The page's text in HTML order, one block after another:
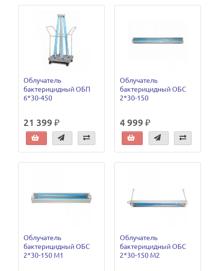
Облучатель
бактерицидный ОБП
6*30-450
21 399 ₽
Облучатель
бактерицидный ОБС
2*30-150
4 999 ₽
Облучатель
бактерицидный ОБС
2*30-150 М1
Облучатель
бактерицидный ОБС
2*30-150 М2